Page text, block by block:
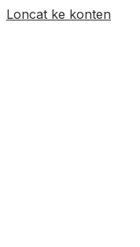
Loncat ke konten